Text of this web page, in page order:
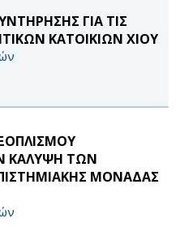
ΓΙΑ ΤΙΣ
ΚΑΤΟΙΚΙΩΝ ΧΙΟΥ
ΚΑΛΥΨΗ ΤΩΝ
ΜΟΝΑΔΑΣ